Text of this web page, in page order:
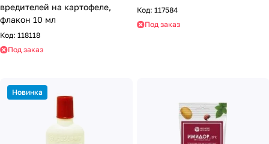
вредителей на картофеле,
флакон 10 мл
Код: 118118
Под заказ
Код: 117584
Под заказ
Новинка